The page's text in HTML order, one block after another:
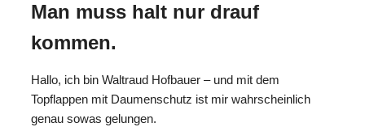
Man muss halt nur drauf
kommen.
Hallo, ich bin Waltraud Hofbauer – und mit dem
Topflappen mit Daumenschutz ist mir wahrscheinlich
genau sowas gelungen.